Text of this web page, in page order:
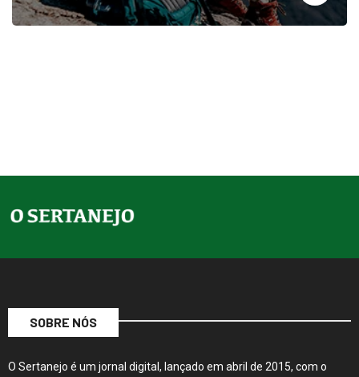
SOBRE NÓS
O Sertanejo é um jornal digital, lançado em abril de 2015, com o